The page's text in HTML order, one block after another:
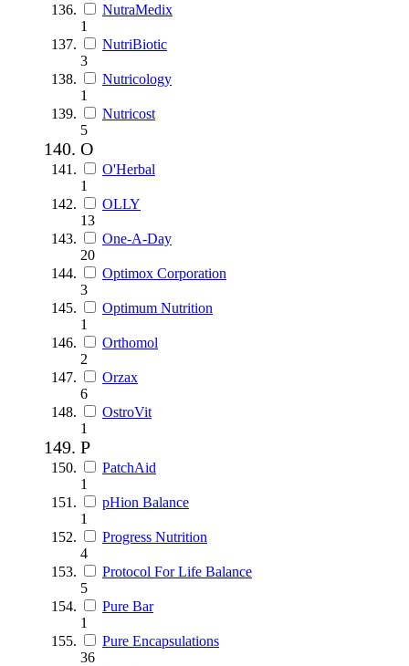
NutraMedix
1
NutriBiotic
3
Nutricology
1
Nutricost
5
O
O'Herbal
1
OLLY
13
One-A-Day
20
Optimox Corporation
3
Optimum Nutrition
1
Orthomol
2
Orzax
6
OstroVit
1
P
PatchAid
1
pHion Balance
1
Progress Nutrition
4
Protocol For Life Balance
5
Pure Bar
1
Pure Encapsulations
36